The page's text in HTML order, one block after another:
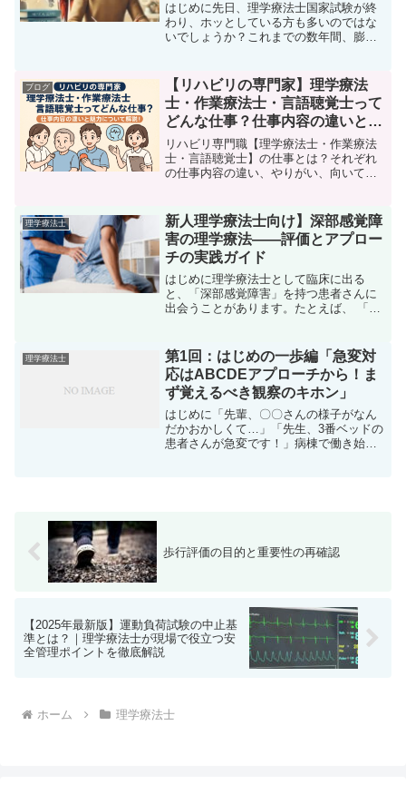
はじめに先日、理学療法士国家試験が終
わり、ホッとしている方も多いのではな
いでしょうか？これまでの数年間、膨大
お疲れさまでした。試験が終わると、一
気に気が抜けて「しばらく...
ブログ
【リハビリの専門家】理学療法
士・作業療法士・言語聴覚士って
どんな仕事？仕事内容の違いと魅
力について解説！
リハビリ専門職【理学療法士・作業療法
士・言語聴覚士】の仕事とは？それぞれ
の仕事内容の違い、やりがい、向いてい
えている方は必見の記事です。
理学療法士
新人理学療法士向け】深部感覚障
害の理学療法——評価とアプロー
チの実践ガイド
はじめに理学療法士として臨床に出る
と、「深部感覚障害」を持つ患者さんに
出会うことがあります。たとえば、 「目
が極端に不安定」 などの症状を訴える患
者さんです。しかし、新...
理学療法士
第1回：はじめの一歩編「急変対
応はABCDEアプローチから！ま
ず覚えるべき観察のキホン」
はじめに「先輩、〇〇さんの様子がなん
だかおかしくて…」「先生、3番ベッドの
患者さんが急変です！」病棟で働き始め
歩行評価の目的と重要性の再確認
【2025年最新版】運動負荷試験の中止基
準とは？｜理学療法士が現場で役立つ安
全管理ポイントを徹底解説
ホーム 理学療法士